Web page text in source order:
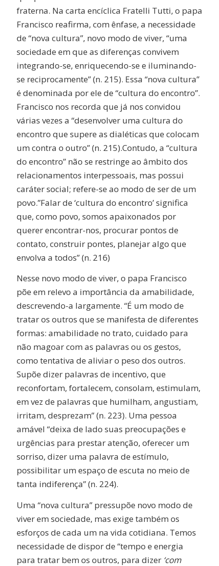
fraterna. Na carta encíclica Fratelli Tutti, o papa
Francisco reafirma, com ênfase, a necessidade
de “nova cultura”, novo modo de viver, “uma
sociedade em que as diferenças convivem
integrando-se, enriquecendo-se e iluminando-
se reciprocamente” (n. 215). Essa “nova cultura”
é denominada por ele de “cultura do encontro”.
Francisco nos recorda que já nos convidou
várias vezes a “desenvolver uma cultura do
encontro que supere as dialéticas que colocam
um contra o outro” (n. 215).Contudo, a “cultura
do encontro” não se restringe ao âmbito dos
relacionamentos interpessoais, mas possui
caráter social; refere-se ao modo de ser de um
povo.”Falar de ‘cultura do encontro’ significa
que, como povo, somos apaixonados por
querer encontrar-nos, procurar pontos de
contato, construir pontes, planejar algo que
envolva a todos” (n. 216)
Nesse novo modo de viver, o papa Francisco
põe em relevo a importância da amabilidade,
descrevendo-a largamente. “É um modo de
tratar os outros que se manifesta de diferentes
formas: amabilidade no trato, cuidado para
não magoar com as palavras ou os gestos,
como tentativa de aliviar o peso dos outros.
Supõe dizer palavras de incentivo, que
reconfortam, fortalecem, consolam, estimulam,
em vez de palavras que humilham, angustiam,
irritam, desprezam” (n. 223). Uma pessoa
amável “deixa de lado suas preocupações e
urgências para prestar atenção, oferecer um
sorriso, dizer uma palavra de estímulo,
possibilitar um espaço de escuta no meio de
tanta indiferença” (n. 224).
Uma “nova cultura” pressupõe novo modo de
viver em sociedade, mas exige também os
esforços de cada um na vida cotidiana. Temos
necessidade de dispor de “tempo e energia
para tratar bem os outros, para dizer ‘com